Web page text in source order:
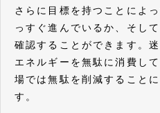
さらに目標を持つことによ
っすぐ進んでいるか、そし
確認することができます。
エネルギーを無駄に消費し
場では無駄を削減すること
す。